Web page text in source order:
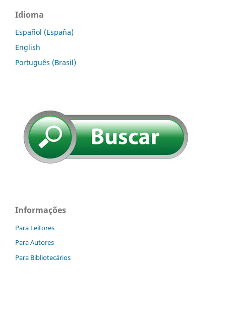
Idioma
Español (España)
English
Português (Brasil)
Informações
Para Leitores
Para Autores
Para Bibliotecários